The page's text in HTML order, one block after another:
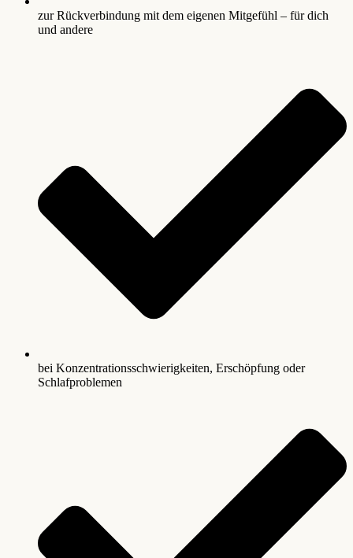
zur Rückverbindung mit dem eigenen Mitgefühl – für dich
und andere
bei Konzentrationsschwierigkeiten, Erschöpfung oder
Schlafproblemen